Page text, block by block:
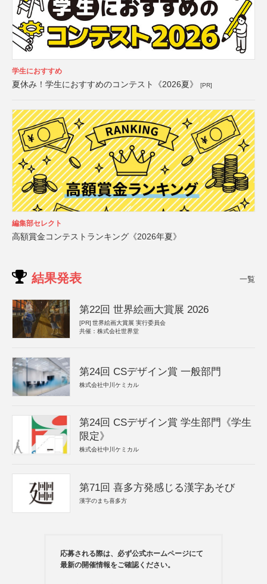
学生におすすめ
夏休み！学生におすすめのコンテスト《2026夏》 [PR]
編集部セレクト
高額賞金コンテストランキング《2026年夏》
結果発表 一覧
第22回 世界絵画大賞展 2026
[PR] 世界絵画大賞展 実行委員会
共催：株式会社世界堂
第24回 CSデザイン賞 一般部門
株式会社中川ケミカル
第24回 CSデザイン賞 学生部門《学生
限定》
株式会社中川ケミカル
第71回 喜多方発感じる漢字あそび
漢字のまち喜多方
応募される際は、必ず公式ホームページにて
最新の開催情報をご確認ください。